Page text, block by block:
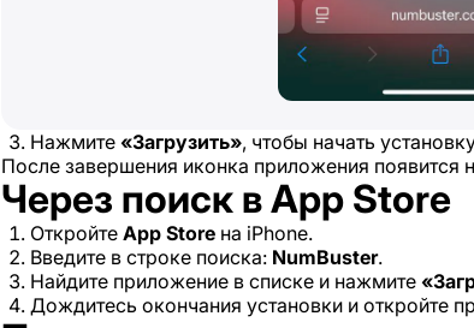
Нажмите «Загрузить», чтобы начать
После завершения иконка приложения появится
Через поиск в App Store
Откройте App Store на iPhone.
Введите в строке поиска: NumBuster.
Найдите приложение в списке и нажмите
Дождитесь окончания установки и откройте